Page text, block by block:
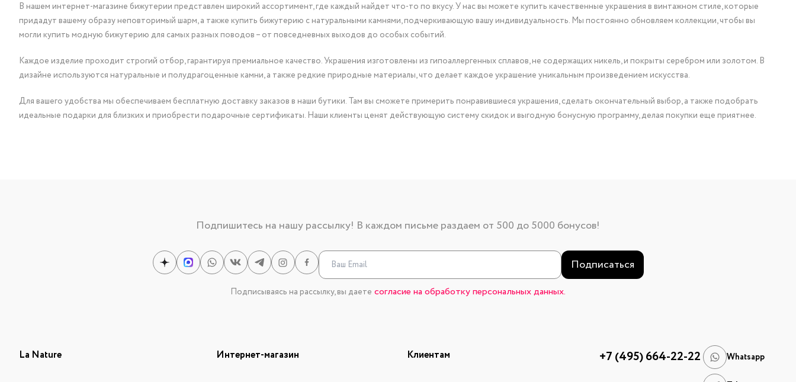
В нашем интернет-магазине бижутерии представлен широкий ассортимент, где каждый найдет что-то по вкусу. У нас вы можете купить качественные украшения в винтажном стиле, которые
придадут вашему образу неповторимый шарм, а также купить бижутерию с натуральными камнями, подчеркивающую вашу индивидуальность. Мы постоянно обновляем коллекции, чтобы вы
могли купить модную бижутерию для самых разных поводов – от повседневных выходов до особых событий.
Каждое изделие проходит строгий отбор, гарантируя премиальное качество. Украшения изготовлены из гипоаллергенных сплавов, не содержащих никель, и покрыты серебром или золотом. В
дизайне используются натуральные и полудрагоценные камни, а также редкие природные материалы, что делает каждое украшение уникальным произведением искусства.
Для вашего удобства мы обеспечиваем бесплатную доставку заказов в наши бутики. Там вы сможете примерить понравившиеся украшения, сделать окончательный выбор, а также подобрать
идеальные подарки для близких и приобрести подарочные сертификаты. Наши клиенты ценят действующую систему скидок и выгодную бонусную программу, делая покупки еще приятнее.
Подпишитесь на нашу рассылку! В каждом письме раздаем от 500 до 5000 бонусов!
Подписаться
Подписываясь на рассылку, вы даете согласие на обработку персональных данных.
La Nature Интернет-магазин Клиентам +7 (495) 664-22-22 Whatsapp